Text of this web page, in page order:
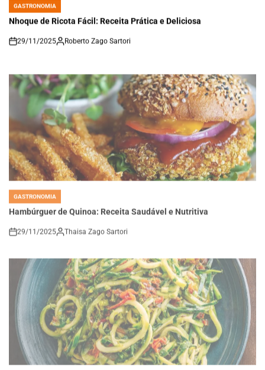
POSTED
IN
GASTRONOMIA
Nhoque de Ricota Fácil: Receita Prática e Deliciosa
on
29/11/2025 Roberto Zago Sartori
POSTED
IN
GASTRONOMIA
Hambúrguer de Quinoa: Receita Saudável e Nutritiva
29/11/2025 Thaisa Zago Sartori
POSTED
IN
GASTRONOMIA